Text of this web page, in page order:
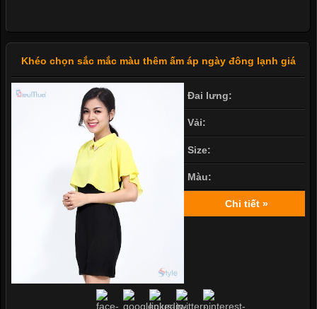
Khéo chọn sắc mắc màu thêm ấm áp ngày đông lạnh giá
Đai lưng:
Vải:
Size:
Màu:
Chi tiết »